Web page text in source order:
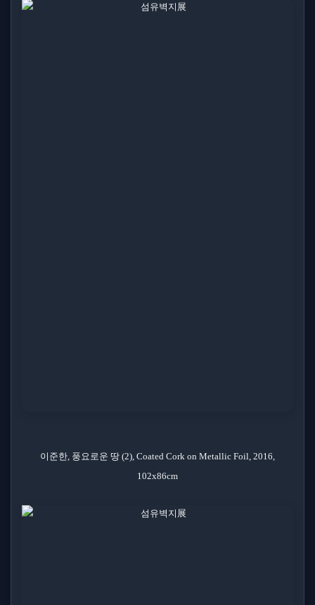
이준한, 풍요로운 땅 (2), Coated Cork on Metallic Foil, 2016,
102x86cm